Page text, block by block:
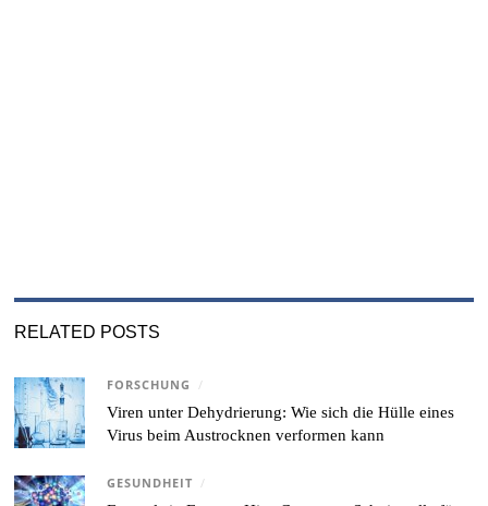
RELATED POSTS
FORSCHUNG /
Viren unter Dehydrierung: Wie sich die Hülle eines
Virus beim Austrocknen verformen kann
GESUNDHEIT /